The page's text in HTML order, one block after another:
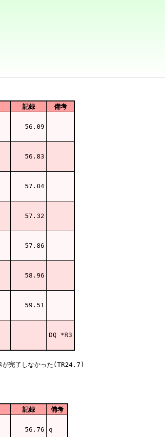
記録 備考
56.09
56.83
57.04
57.32
57.86
58.96
59.51
DQ *R3
記録 備考
56.76 q